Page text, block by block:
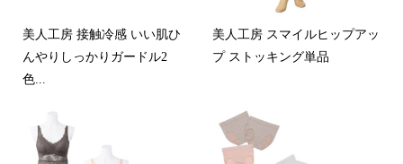
美人工房 接触冷感 いい肌ひ
んやりしっかりガードル2
色...
美人工房 スマイルヒップアッ
プ ストッキング単品